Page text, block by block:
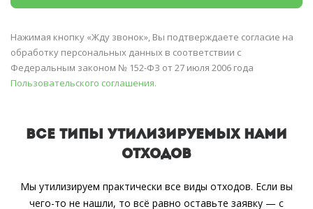
Нажимая кнопку «Жду звонок», Вы подтверждаете согласие на
обработку персональных данных в соответствии с
Федеральным законом № 152-ФЗ от 27 июля 2006 года
Пользовательского соглашения.
ВСЕ ТИПЫ УТИЛИЗИРУЕМЫХ НАМИ
ОТХОДОВ
Мы утилизируем практически все виды отходов. Если вы
чего-то не нашли, то всё равно оставьте заявку — с